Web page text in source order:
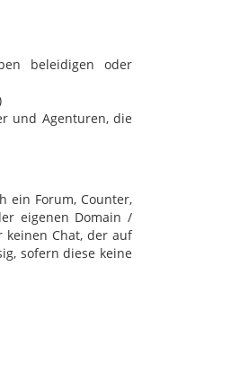
beleidigen oder
und Agenturen, die
ein Forum, Counter,
eigenen Domain /
keinen Chat, der auf
sofern diese keine